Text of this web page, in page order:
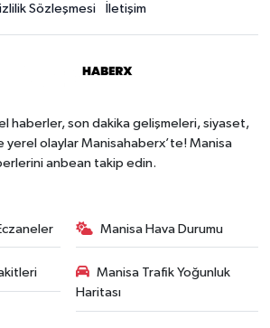
Sözleşmesi İletişim
haberler, son dakika gelişmeleri, siyaset,
yerel olaylar Manisahaberx’te! Manisa
anbean takip edin.
Manisa Hava Durumu
Manisa Trafik Yoğunluk
Haritası